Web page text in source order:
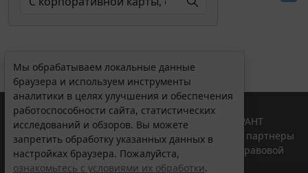
Мы обрабатываем локальные данные
браузера и используем инструменты
аналитики в целях улучшения и обеспечения
работоспособности сайта, статистических
исследований и обзоров. Вы можете
запретить обработку указанных данных в
настройках браузера. Пожалуйста,
ознакомьтесь с условиями их обработки.
© ООО "НПП "ГАРАНТ-СЕРВИС", 2026. Система ГАРАНТ
выпускается с 1990 года. Компания "Гарант" и ее партнеры
являются участниками Российской ассоциации правовой
информации ГАРАНТ.